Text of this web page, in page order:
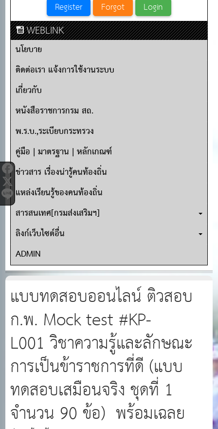
WEBLINK
นโยบาย
ติดต่อเรา แจ้งการใช้งานระบบ
เกี่ยวกับ
หนังสือราชการกรม สถ.
พ.ร.บ.,ระเบียบกระทรวง
คู่มือ | มาตรฐาน | หลักเกณฑ์
ข่าวสาร เรื่องน่ารู้คนท้องถิ่น
แหล่งเรียนรู้ของคนท้องถิ่น
สารสนเทศ[กรมส่งเสริมฯ]
ลิงก์เว็บไซต์อื่น
ADMIN
แบบทดสอบออนไลน์ ติวสอบ
ก.พ. Mock test #KP-
L001 วิชาความรู้และลักษณะ
การเป็นข้าราชการที่ดี (แบบ
ทดสอบเสมือนจริง ชุดที่ 1
จำนวน 90 ข้อ) พร้อมเฉลย